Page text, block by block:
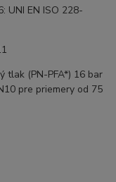
UNI EN ISO 228-
tlak (PN-PFA*) 16 bar
pre priemery od 75